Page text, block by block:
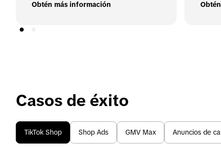
Obtén más información
Casos de éxito
TikTok Shop Shop Ads GMV Max Anuncios de